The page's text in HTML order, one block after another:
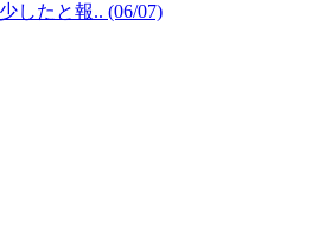
したと報.. (06/07)